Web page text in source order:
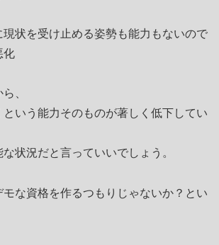
現状を受け止める姿勢も能力もないので
化
、
いう能力そのものが著しく低下してい
状況だと言っていいでしょう。
な資格を作るつもりじゃないか？とい